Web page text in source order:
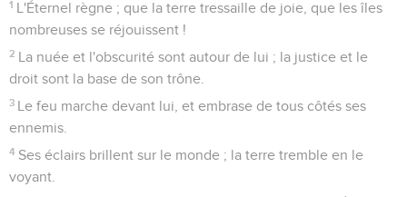
1 L'Éternel règne ; que la terre tressaille de joie, que les îles
nombreuses se réjouissent !
2 La nuée et l'obscurité sont autour de lui ; la justice et le
droit sont la base de son trône.
3 Le feu marche devant lui, et embrase de tous côtés ses
ennemis.
4 Ses éclairs brillent sur le monde ; la terre tremble en le
voyant.